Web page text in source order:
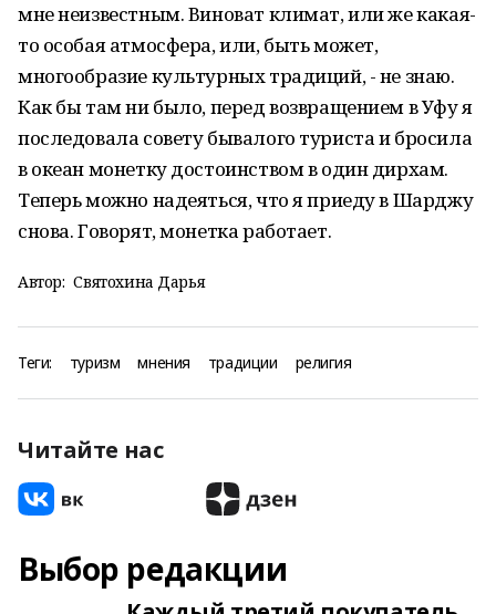
мне неизвестным. Виноват климат, или же какая-
то особая атмосфера, или, быть может,
многообразие культурных традиций, - не знаю.
Как бы там ни было, перед возвращением в Уфу я
последовала совету бывалого туриста и бросила
в океан монетку достоинством в один дирхам.
Теперь можно надеяться, что я приеду в Шарджу
снова. Говорят, монетка работает.
Автор: Святохина Дарья
Теги: туризм мнения традиции религия
Читайте нас
Выбор редакции